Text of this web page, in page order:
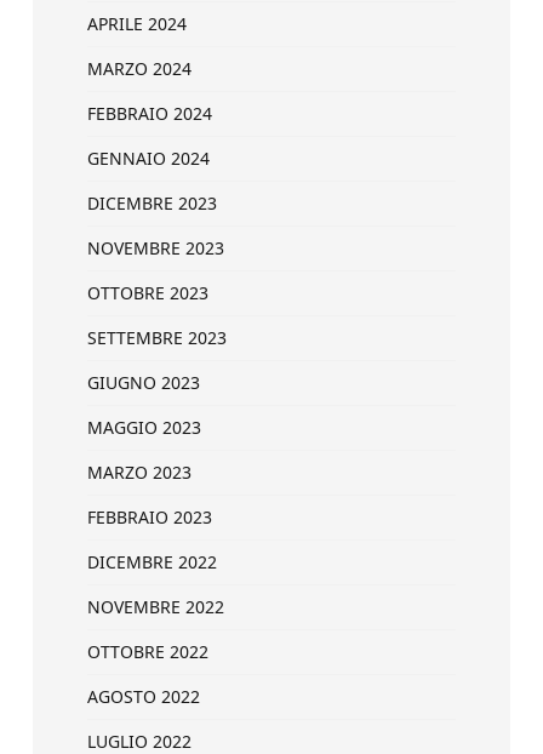
APRILE 2024
MARZO 2024
FEBBRAIO 2024
GENNAIO 2024
DICEMBRE 2023
NOVEMBRE 2023
OTTOBRE 2023
SETTEMBRE 2023
GIUGNO 2023
MAGGIO 2023
MARZO 2023
FEBBRAIO 2023
DICEMBRE 2022
NOVEMBRE 2022
OTTOBRE 2022
AGOSTO 2022
LUGLIO 2022